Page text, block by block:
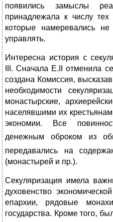
появились замыслы
принадлежала к числу тех
которые намеревались
управлять.
Интересна история с
III. Сначала Е.II отменила
создана Комиссия,
необходимости
монастырские,
населявшими их
экономии. Все
денежным оброком из
передавались на
(монастырей и пр.).
Секуляризация имела
духовенство
епархии, рядовые
государства. Кроме того,